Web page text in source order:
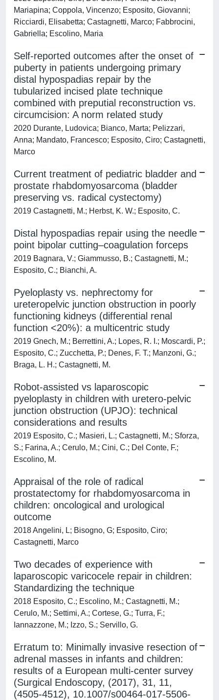
Mariapina; Coppola, Vincenzo; Esposito, Giovanni;
Ricciardi, Elisabetta; Castagnetti, Marco; Fabbrocini,
Gabriella; Escolino, Maria
Self-reported outcomes after the onset of
puberty in patients undergoing primary
distal hypospadias repair by the
tubularized incised plate technique
combined with preputial reconstruction vs.
circumcision: A norm related study
2020 Durante, Ludovica; Bianco, Marta; Pelizzari,
Anna; Mandato, Francesco; Esposito, Ciro; Castagnetti,
Marco
Current treatment of pediatric bladder and
prostate rhabdomyosarcoma (bladder
preserving vs. radical cystectomy)
2019 Castagnetti, M.; Herbst, K. W.; Esposito, C.
Distal hypospadias repair using the needle
point bipolar cutting–coagulation forceps
2019 Bagnara, V.; Giammusso, B.; Castagnetti, M.;
Esposito, C.; Bianchi, A.
Pyeloplasty vs. nephrectomy for
ureteropelvic junction obstruction in poorly
functioning kidneys (differential renal
function <20%): a multicentric study
2019 Gnech, M.; Berrettini, A.; Lopes, R. I.; Moscardi, P.;
Esposito, C.; Zucchetta, P.; Denes, F. T.; Manzoni, G.;
Braga, L. H.; Castagnetti, M.
Robot-assisted vs laparoscopic
pyeloplasty in children with uretero-pelvic
junction obstruction (UPJO): technical
considerations and results
2019 Esposito, C.; Masieri, L.; Castagnetti, M.; Sforza,
S.; Farina, A.; Cerulo, M.; Cini, C.; Del Conte, F.;
Escolino, M.
Appraisal of the role of radical
prostatectomy for rhabdomyosarcoma in
children: oncological and urological
outcome
2018 Angelini, L; Bisogno, G; Esposito, Ciro;
Castagnetti, Marco
Two decades of experience with
laparoscopic varicocele repair in children:
Standardizing the technique
2018 Esposito, C.; Escolino, M.; Castagnetti, M.;
Cerulo, M.; Settimi, A.; Cortese, G.; Turra, F.;
Iannazzone, M.; Izzo, S.; Servillo, G.
Erratum to: Minimally invasive resection of
adrenal masses in infants and children:
results of a European multi-center survey
(Surgical Endoscopy, (2017), 31, 11,
(4505-4512), 10.1007/s00464-017-5506-